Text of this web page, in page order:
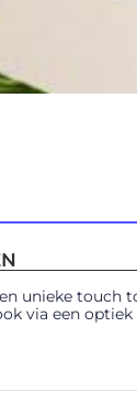
unieke touch
via een optiek